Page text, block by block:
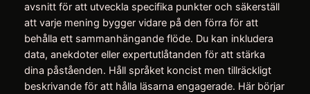
avsnitt för att utveckla specifika punkter och säkerställ
att varje mening bygger vidare på den förra för att
behålla ett sammanhängande flöde. Du kan inkludera
data, anekdoter eller expertutlåtanden för att stärka
dina påståenden. Håll språket koncist men tillräckligt
beskrivande för att hålla läsarna engagerade. Här börjar